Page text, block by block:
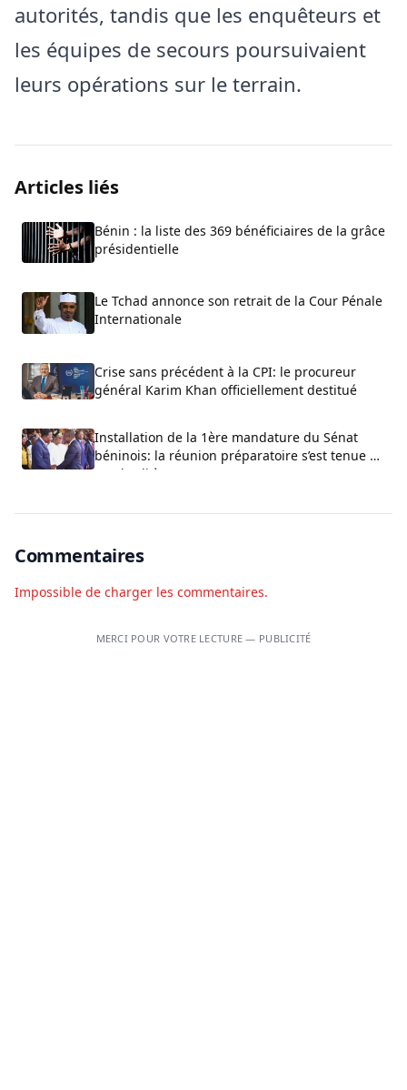
autorités, tandis que les enquêteurs et
les équipes de secours poursuivaient
leurs opérations sur le terrain.
Articles liés
Bénin : la liste des 369 bénéficiaires de la grâce
présidentielle
Le Tchad annonce son retrait de la Cour Pénale
Internationale
Crise sans précédent à la CPI: le procureur
général Karim Khan officiellement destitué
Installation de la 1ère mandature du Sénat
béninois: la réunion préparatoire s’est tenue ce
vendredi à Cotonou
Commentaires
Impossible de charger les commentaires.
MERCI POUR VOTRE LECTURE — PUBLICITÉ